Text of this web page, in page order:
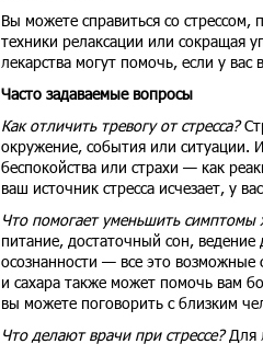
Вы можете справиться со
техники релаксации или сокращая
лекарства могут помочь, если у вас
Часто задаваемые вопросы
Как отличить тревогу от стресса?
окружение, события или
беспокойства или страхи — как
ваш источник стресса исчезает, у
Что помогает уменьшить симптомы
питание, достаточный сон,
осознанности — все это возможные
и сахара также может помочь вам
вы можете поговорить с близким
Что делают врачи при стрессе?Для